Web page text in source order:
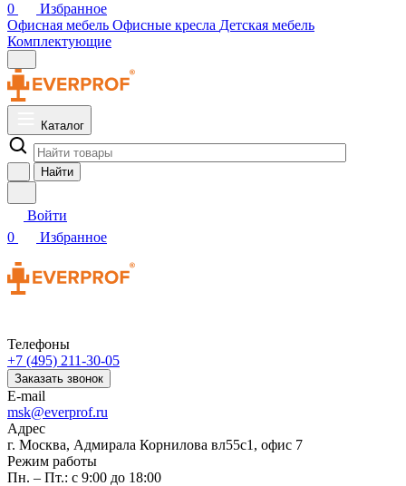
0
Избранное
Офисная мебель Офисные кресла Детская мебель
Комплектующие
Каталог
Найти
Войти
0
Избранное
Телефоны
+7 (495) 211-30-05
Заказать звонок
E-mail
msk@everprof.ru
Адрес
г. Москва, Адмирала Корнилова вл55с1, офис 7
Режим работы
Пн. – Пт.: с 9:00 до 18:00